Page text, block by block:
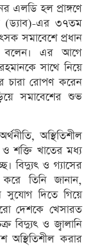
এলডি হল প্রাঙ্গণে
(ড্যাব)-এর ৩৭তম
সমাবেশে প্রধান
বলেন। এর আগে
সাথে নিয়ে
চারা রোপণ করেন
সমাবেশের শুভ
অস্থিতিশীল
ও শক্তি খাতের মধ্য
বিদ্যুৎ ও গ্যাসের
তিনি জানান,
সুযোগ দিতে গিয়ে
দেশকে খেসারত
ও জ্বালানি
অস্থিতিশীল করার